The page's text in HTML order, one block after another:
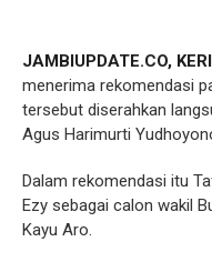
JAMBIUPDATE.CO,
menerima rekomendasi
tersebut diserahkan
Agus Harimurti
Dalam rekomendasi itu
Ezy sebagai calon wakil
Kayu Aro.